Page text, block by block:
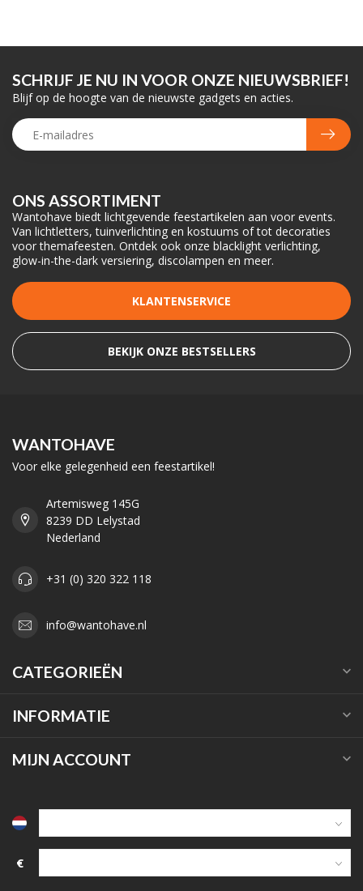
ONS ASSORTIMENT
Wantohave biedt lichtgevende feestartikelen aan voor events.
Van lichtletters, tuinverlichting en kostuums of tot decoraties
voor themafeesten. Ontdek ook onze blacklight verlichting,
glow-in-the-dark versiering, discolampen en meer.
KLANTENSERVICE
BEKIJK ONZE BESTSELLERS
SCHRIJF JE NU IN VOOR ONZE NIEUWSBRIEF!
Blijf op de hoogte van de nieuwste gadgets en acties.
WANTOHAVE
Voor elke gelegenheid een feestartikel!
Artemisweg 145G
8239 DD Lelystad
Nederland
+31 (0) 320 322 118
info@wantohave.nl
CATEGORIEËN
INFORMATIE
MIJN ACCOUNT
€